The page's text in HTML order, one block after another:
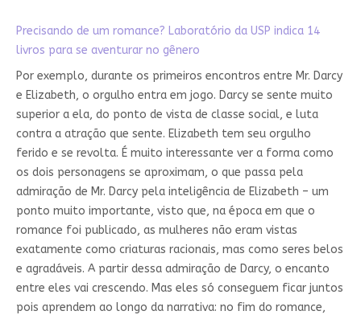
Precisando de um romance?​ Laboratório da USP indica 14
livros para se aventurar no gênero
Por exemplo, durante os primeiros encontros entre Mr. Darcy
e Elizabeth, o orgulho entra em jogo. Darcy se sente muito
superior a ela, do ponto de vista de classe social, e luta
contra a atração que sente. Elizabeth tem seu orgulho
ferido e se revolta. É muito interessante ver a forma como
os dois personagens se aproximam, o que passa pela
admiração de Mr. Darcy pela inteligência de Elizabeth – um
ponto muito importante, visto que, na época em que o
romance foi publicado, as mulheres não eram vistas
exatamente como criaturas racionais, mas como seres belos
e agradáveis. A partir dessa admiração de Darcy, o encanto
entre eles vai crescendo. Mas eles só conseguem ficar juntos
pois aprendem ao longo da narrativa: no fim do romance,